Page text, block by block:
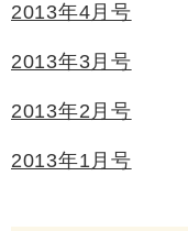
2013年4月号
2013年3月号
2013年2月号
2013年1月号